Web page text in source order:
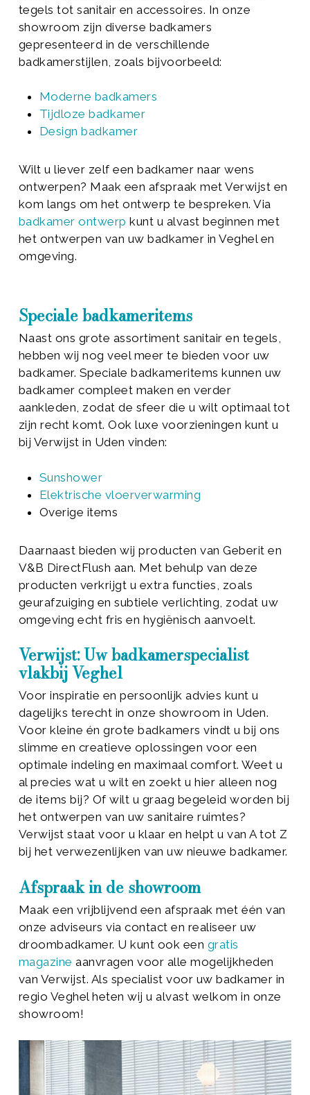
tegels tot sanitair en accessoires. In onze
showroom zijn diverse badkamers
gepresenteerd in de verschillende
badkamerstijlen, zoals bijvoorbeeld:
Moderne badkamers
Tijdloze badkamer
Design badkamer
Wilt u liever zelf een badkamer naar wens
ontwerpen? Maak een afspraak met Verwijst en
kom langs om het ontwerp te bespreken. Via
badkamer ontwerp kunt u alvast beginnen met
het ontwerpen van uw badkamer in Veghel en
omgeving.
Speciale badkameritems
Naast ons grote assortiment sanitair en tegels,
hebben wij nog veel meer te bieden voor uw
badkamer. Speciale badkameritems kunnen uw
badkamer compleet maken en verder
aankleden, zodat de sfeer die u wilt optimaal tot
zijn recht komt. Ook luxe voorzieningen kunt u
bij Verwijst in Uden vinden:
Sunshower
Elektrische vloerverwarming
Overige items
Daarnaast bieden wij producten van Geberit en
V&B DirectFlush aan. Met behulp van deze
producten verkrijgt u extra functies, zoals
geurafzuiging en subtiele verlichting, zodat uw
omgeving echt fris en hygiënisch aanvoelt.
Verwijst: Uw badkamerspecialist
vlakbij Veghel
Voor inspiratie en persoonlijk advies kunt u
dagelijks terecht in onze showroom in Uden.
Voor kleine én grote badkamers vindt u bij ons
slimme en creatieve oplossingen voor een
optimale indeling en maximaal comfort. Weet u
al precies wat u wilt en zoekt u hier alleen nog
de items bij? Of wilt u graag begeleid worden bij
het ontwerpen van uw sanitaire ruimtes?
Verwijst staat voor u klaar en helpt u van A tot Z
bij het verwezenlijken van uw nieuwe badkamer.
Afspraak in de showroom
Maak een vrijblijvend een afspraak met één van
onze adviseurs via contact en realiseer uw
droombadkamer. U kunt ook een gratis
magazine aanvragen voor alle mogelijkheden
van Verwijst. Als specialist voor uw badkamer in
regio Veghel heten wij u alvast welkom in onze
showroom!